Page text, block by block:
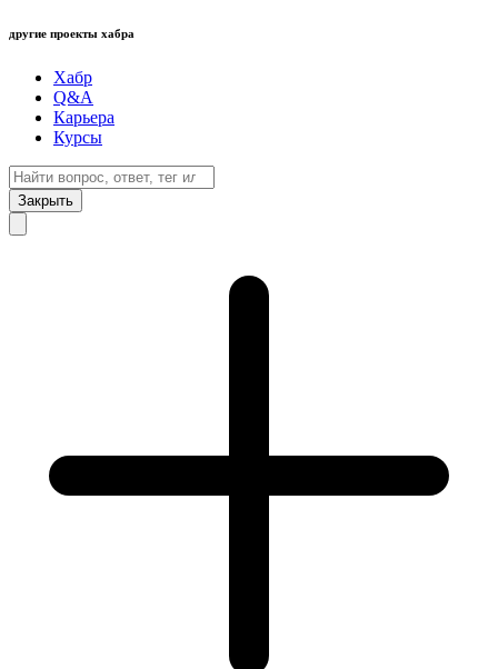
другие проекты хабра
Хабр
Q&A
Карьера
Курсы
Закрыть